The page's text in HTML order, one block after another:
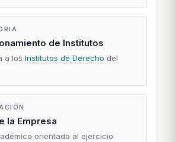
de Institutos
a los Institutos de Derecho del
la Empresa
orientado al ejercicio